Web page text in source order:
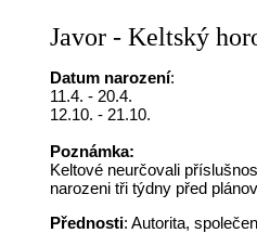
Javor - Keltský
Datum narození:
11.4. - 20.4.
12.10. - 21.10.
Poznámka:
Keltové neurčovali
narozeni tři týdny před
Přednosti: Autorita,